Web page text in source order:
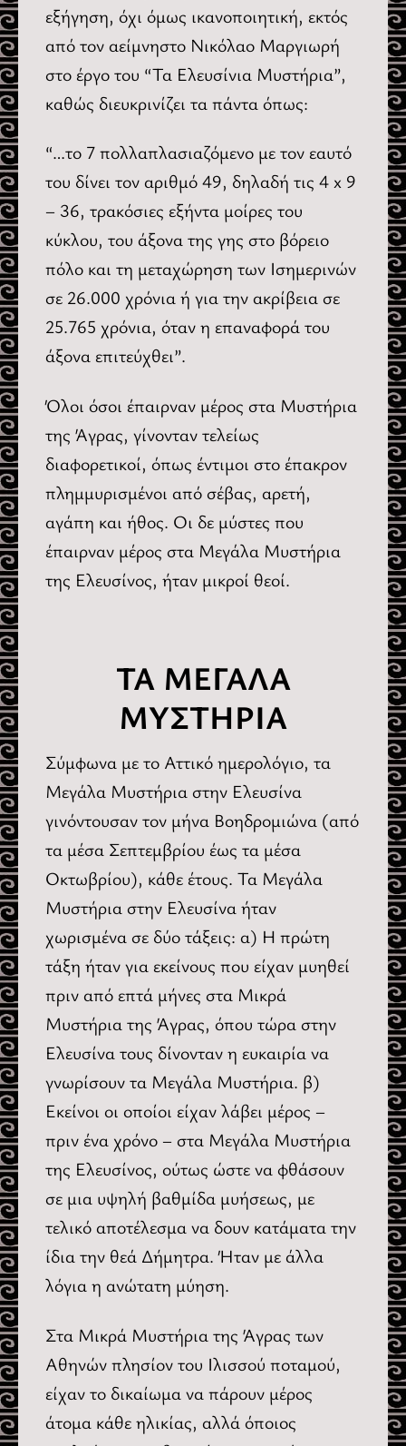
εξήγηση, όχι όμως ικανοποιητική, εκτός
από τον αείμνηστο Νικόλαο Μαργιωρή
στο έργο του “Τα Ελευσίνια Μυστήρια”,
καθώς διευκρινίζει τα πάντα όπως:
“…το 7 πολλαπλασιαζόμενο με τον εαυτό
του δίνει τον αριθμό 49, δηλαδή τις 4 x 9
– 36, τρακόσιες εξήντα μοίρες του
κύκλου, του άξονα της γης στο βόρειο
πόλο και τη μεταχώρηση των Ισημερινών
σε 26.000 χρόνια ή για την ακρίβεια σε
25.765 χρόνια, όταν η επαναφορά του
άξονα επιτεύχθει”.
Όλοι όσοι έπαιρναν μέρος στα Μυστήρια
της Άγρας, γίνονταν τελείως
διαφορετικοί, όπως έντιμοι στο έπακρον
πλημμυρισμένοι από σέβας, αρετή,
αγάπη και ήθος. Οι δε μύστες που
έπαιρναν μέρος στα Μεγάλα Μυστήρια
της Ελευσίνος, ήταν μικροί θεοί.
ΤΑ ΜΕΓΑΛΑ
ΜΥΣΤΗΡΙΑ
Σύμφωνα με το Αττικό ημερολόγιο, τα
Μεγάλα Μυστήρια στην Ελευσίνα
γινόντουσαν τον μήνα Βοηδρομιώνα (από
τα μέσα Σεπτεμβρίου έως τα μέσα
Οκτωβρίου), κάθε έτους. Τα Μεγάλα
Μυστήρια στην Ελευσίνα ήταν
χωρισμένα σε δύο τάξεις: α) Η πρώτη
τάξη ήταν για εκείνους που είχαν μυηθεί
πριν από επτά μήνες στα Μικρά
Μυστήρια της Άγρας, όπου τώρα στην
Ελευσίνα τους δίνονταν η ευκαιρία να
γνωρίσουν τα Μεγάλα Μυστήρια. β)
Εκείνοι οι οποίοι είχαν λάβει μέρος –
πριν ένα χρόνο – στα Μεγάλα Μυστήρια
της Ελευσίνος, ούτως ώστε να φθάσουν
σε μια υψηλή βαθμίδα μυήσεως, με
τελικό αποτέλεσμα να δουν κατάματα την
ίδια την θεά Δήμητρα. Ήταν με άλλα
λόγια η ανώτατη μύηση.
Στα Μικρά Μυστήρια της Άγρας των
Αθηνών πλησίον του Ιλισσού ποταμού,
είχαν το δικαίωμα να πάρουν μέρος
άτομα κάθε ηλικίας, αλλά όποιος